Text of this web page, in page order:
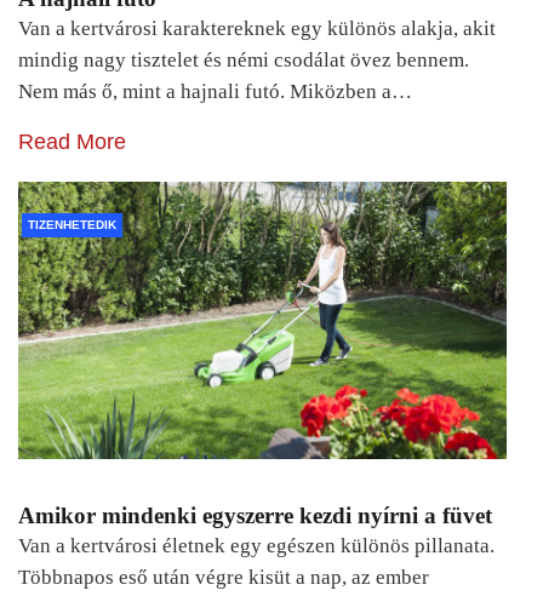
Van a kertvárosi karaktereknek egy különös alakja, akit
mindig nagy tisztelet és némi csodálat övez bennem.
Nem más ő, mint a hajnali futó. Miközben a…
Read More
TIZENHETEDIK
Amikor mindenki egyszerre kezdi nyírni a füvet
Van a kertvárosi életnek egy egészen különös pillanata.
Többnapos eső után végre kisüt a nap, az ember